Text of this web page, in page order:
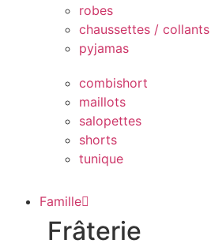
robes
chaussettes / collants
pyjamas
combishort
maillots
salopettes
shorts
tunique
Famille
Frâterie